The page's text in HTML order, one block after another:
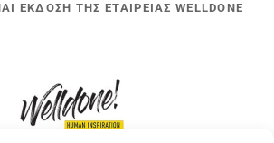
ΕΚΔΟΣΗ ΤΗΣ ΕΤΑΙΡΕΙΑΣ WELLDONE